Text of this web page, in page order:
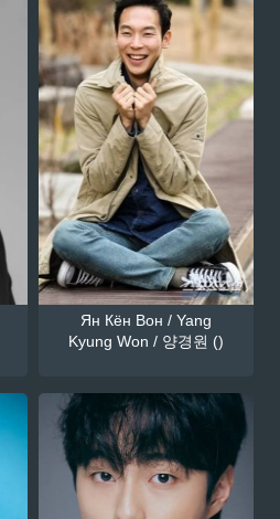
Ян Кён Вон / Yang
Kyung Won / 양경원 ()